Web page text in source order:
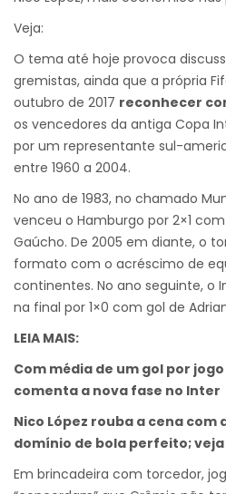
Veja:
O tema até hoje provoca
gremistas, ainda que a própria
outubro de 2017 reconhecer
os vencedores da antiga Copa
por um representante sul-
entre 1960 a 2004.
No ano de 1983, no chamado
venceu o Hamburgo por 2×1
Gaúcho. De 2005 em diante, o
formato com o acréscimo de
continentes. No ano seguinte, o
na final por 1×0 com gol de
LEIA MAIS:
Com média de um gol por
comenta a nova fase no Inter
Nico López rouba a cena com
domínio de bola perfeito; veja
Em brincadeira com torcedor,